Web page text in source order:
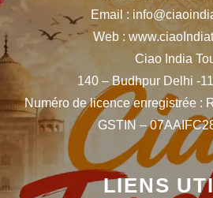
Email :
Web :
Ciao India
140 – Budhpur Delhi -
Numéro de licence enregistrée :
GSTIN –
LIENS